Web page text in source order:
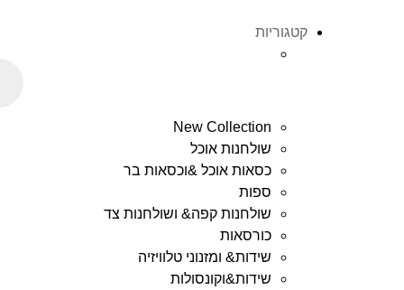
קטגוריות
New Collection
שולחנות אוכל
כסאות אוכל &וכסאות בר
ספות
שולחנות קפה& ושולחנות צד
כורסאות
שידות& ומזנוני טלוויזיה
שידות&וקונסולות